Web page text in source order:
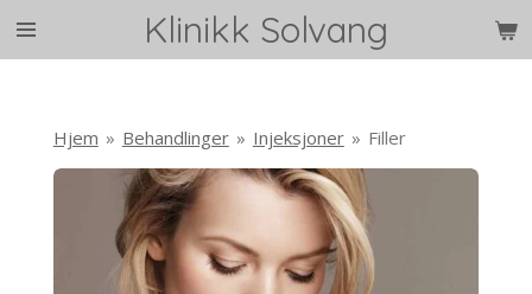
Gå
Klinikk Solvang
Hjem » Behandlinger » Injeksjoner » Filler